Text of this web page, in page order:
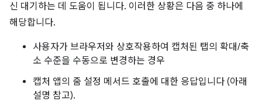
신 대기하는 데 도움이 됩니다. 이러한 상황은 다음 중 하나에
해당합니다.
사용자가 브라우저와 상호작용하여 캡처된 탭의 확대/축
소 수준을 수동으로 변경하는 경우
캡처 앱의 줌 설정 메서드 호출에 대한 응답입니다 (아래
설명 참고).